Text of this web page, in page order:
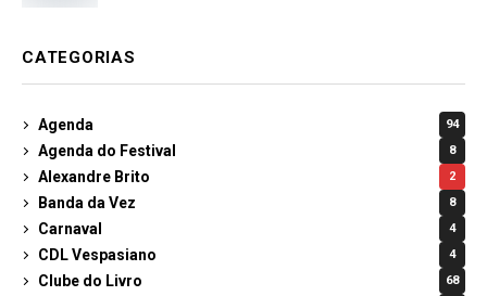
CATEGORIAS
Agenda 94
Agenda do Festival 8
Alexandre Brito 2
Banda da Vez 8
Carnaval 4
CDL Vespasiano 4
Clube do Livro 68